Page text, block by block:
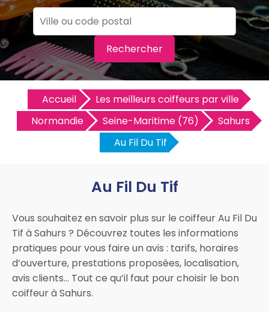
Rechercher
Accueil
Les meilleurs coiffeurs par ville
Normandie
Seine-Maritime (76)
Sahurs
Au Fil Du Tif
Au Fil Du Tif
Vous souhaitez en savoir plus sur le coiffeur Au Fil Du
Tif à Sahurs ? Découvrez toutes les informations
pratiques pour vous faire un avis : tarifs, horaires
d’ouverture, prestations proposées, localisation,
avis clients… Tout ce qu’il faut pour choisir le bon
coiffeur à Sahurs.